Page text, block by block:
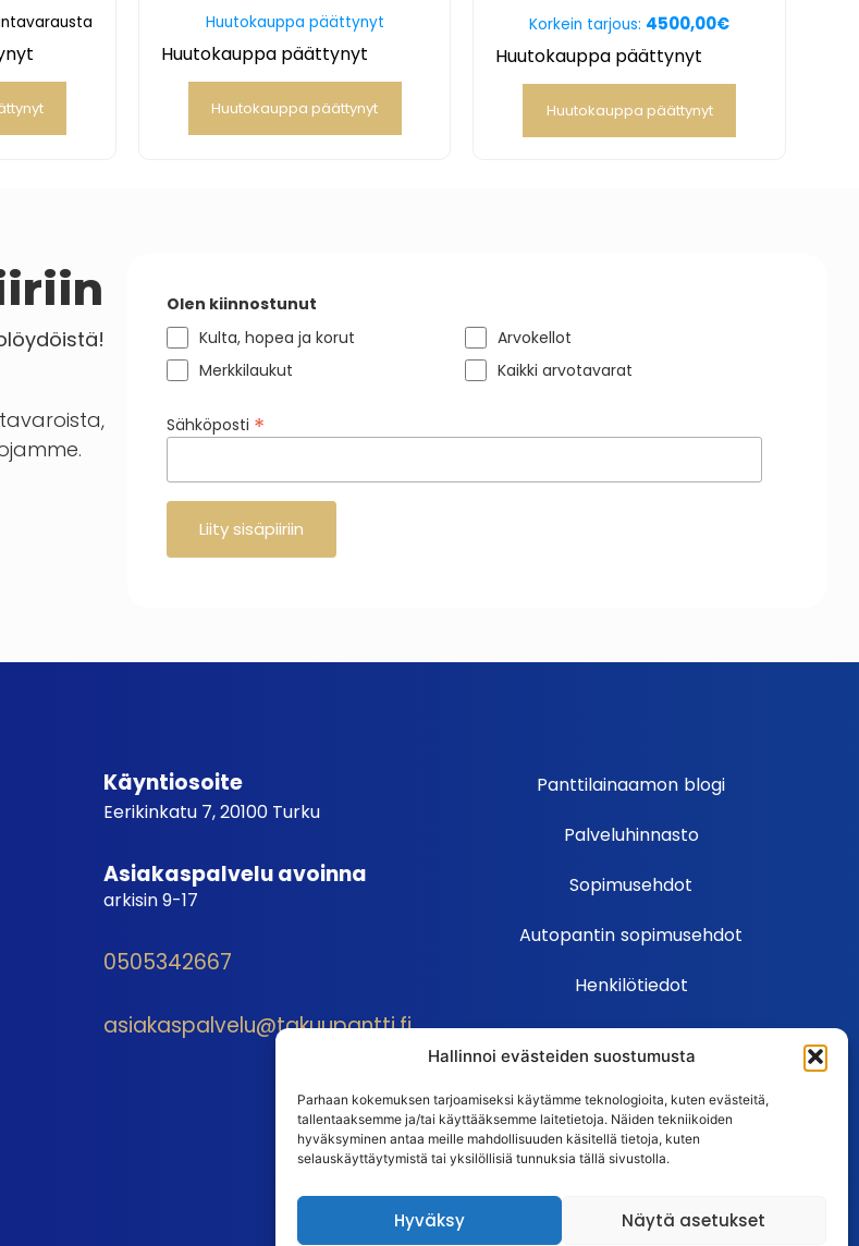
Hallinnoi evästeiden suostumusta
Parhaan kokemuksen tarjoamiseksi käytämme teknologioita, kuten evästeitä,
tallentaaksemme ja/tai käyttääksemme laitetietoja. Näiden tekniikoiden
hyväksyminen antaa meille mahdollisuuden käsitellä tietoja, kuten
selauskäyttäytymistä tai yksilöllisiä tunnuksia tällä sivustolla.
Hyväksy Näytä asetukset
Huutokauppa päättynyt
Huutokauppa päättynyt
Huutokauppa päättynyt
Korkein tarjous: 4500,00€
Huutokauppa päättynyt
Huutokauppa päättynyt
Olen kiinnostunut
Kulta, hopea ja korut
Arvokellot
Merkkilaukut
Kaikki arvotavarat
Sähköposti *
Käyntiosoite
Eerikinkatu 7, 20100 Turku
Asiakaspalvelu avoinna
arkisin 9-17
0505342667
asiakaspalvelu@takuupantti.fi
Panttilainaamon blogi
Palveluhinnasto
Sopimusehdot
Autopantin sopimusehdot
Henkilötiedot
Ehdot
Usein kysytyt kysymykset